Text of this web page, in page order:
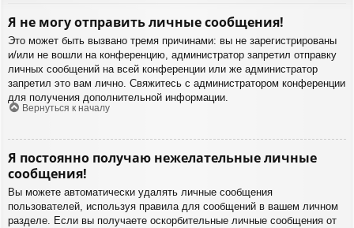
Я не могу отправить личные сообщения!
Это может быть вызвано тремя причинами: вы не зарегистрированы
и/или не вошли на конференцию, администратор запретил отправку
личных сообщений на всей конференции или же администратор
запретил это вам лично. Свяжитесь с администратором конференции
для получения дополнительной информации.
Вернуться к началу
Я постоянно получаю нежелательные личные
сообщения!
Вы можете автоматически удалять личные сообщения
пользователей, используя правила для сообщений в вашем личном
разделе. Если вы получаете оскорбительные личные сообщения от